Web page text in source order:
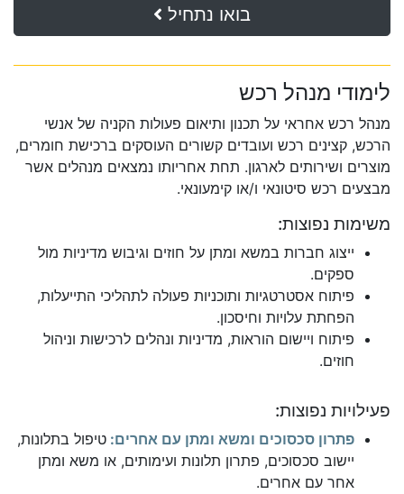
בואו נתחיל
לימודי מנהל רכש
מנהל רכש אחראי על תכנון ותיאום פעולות הקניה של אנשי
הרכש, קצינים רכש ועובדים קשורים העוסקים ברכישת חומרים,
מוצרים ושירותים לארגון. תחת אחריותו נמצאים מנהלים אשר
מבצעים רכש סיטונאי ו/או קימעונאי.
משימות נפוצות:
ייצוג חברות במשא ומתן על חוזים וגיבוש מדיניות מול
ספקים.
פיתוח אסטרטגיות ותוכניות פעולה לתהליכי התייעלות,
הפחתת עלויות וחיסכון.
פיתוח ויישום הוראות, מדיניות ונהלים לרכישות וניהול
חוזים.
פעילויות נפוצות:
פתרון סכסוכים ומשא ומתן עם אחרים: טיפול בתלונות,
יישוב סכסוכים, פתרון תלונות ועימותים, או משא ומתן
אחר עם אחרים.